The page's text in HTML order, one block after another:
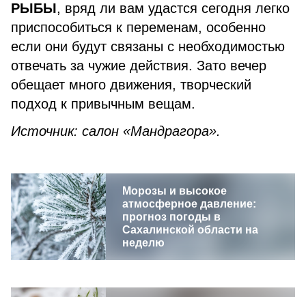
РЫБЫ, вряд ли вам удастся сегодня легко
приспособиться к переменам, особенно
если они будут связаны с необходимостью
отвечать за чужие действия. Зато вечер
обещает много движения, творческий
подход к привычным вещам.
Источник: салон «Мандрагора».
Морозы и высокое
атмосферное давление:
прогноз погоды в
Сахалинской области на
неделю